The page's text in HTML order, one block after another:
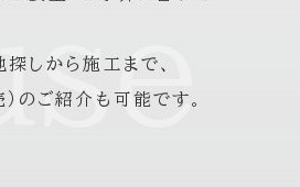
しから施工まで、
のご紹介も可能です。